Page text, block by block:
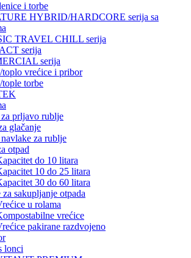
i torbe
HYBRID/HARDCORE serija sa
TRAVEL CHILL serija
serija
serija
vrećice i pribor
torbe
prljavo rublje
glačanje
za rublje
otpad
do 10 litara
10 do 25 litara
30 do 60 litara
sakupljanje otpada
u rolama
vrećice
pakirane razdvojeno
lonci